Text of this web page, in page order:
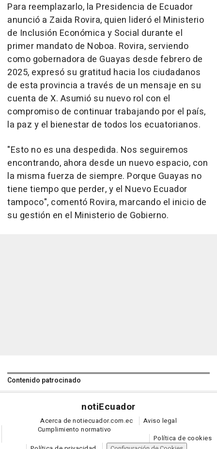
Para reemplazarlo, la Presidencia de Ecuador
anunció a Zaida Rovira, quien lideró el Ministerio
de Inclusión Económica y Social durante el
primer mandato de Noboa. Rovira, serviendo
como gobernadora de Guayas desde febrero de
2025, expresó su gratitud hacia los ciudadanos
de esta provincia a través de un mensaje en su
cuenta de X. Asumió su nuevo rol con el
compromiso de continuar trabajando por el país,
la paz y el bienestar de todos los ecuatorianos.
"Esto no es una despedida. Nos seguiremos
encontrando, ahora desde un nuevo espacio, con
la misma fuerza de siempre. Porque Guayas no
tiene tiempo que perder, y el Nuevo Ecuador
tampoco", comentó Rovira, marcando el inicio de
su gestión en el Ministerio de Gobierno.
Contenido patrocinado
notiEcuador
Acerca de notiecuador.com.ec
Aviso legal
Cumplimiento normativo
Política de cookies